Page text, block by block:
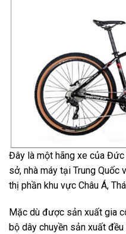
Đây là một hãng xe của
sở, nhà máy tại Trung Quốc
thị phần khu vực Châu Á,
Mặc dù được sản xuất gia
bộ dây chuyền sản xuất